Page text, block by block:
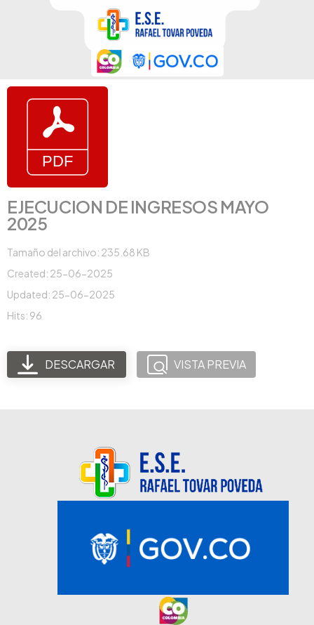
EJECUCION DE INGRESOS MAYO
2025
Tamaño del archivo: 235.68 KB
Created: 25-06-2025
Updated: 25-06-2025
Hits: 96
DESCARGAR VISTA PREVIA